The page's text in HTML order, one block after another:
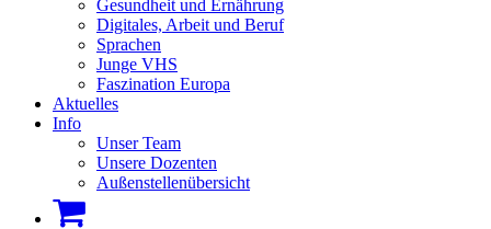
Gesundheit und Ernährung
Digitales, Arbeit und Beruf
Sprachen
Junge VHS
Faszination Europa
Aktuelles
Info
Unser Team
Unsere Dozenten
Außenstellenübersicht